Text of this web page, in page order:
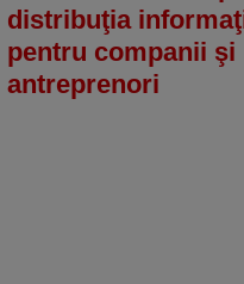
distribuţia
pentru companii şi
antreprenori